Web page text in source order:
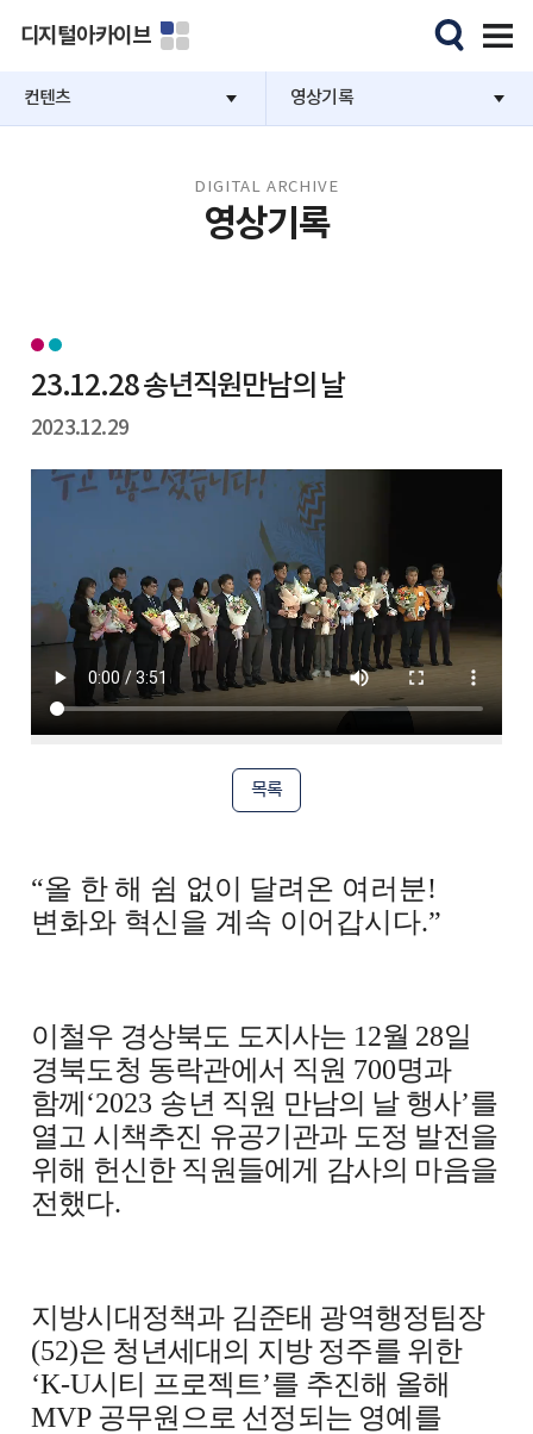
디지털아카이브
컨텐츠 영상기록
DIGITAL ARCHIVE
영상기록
23.12.28 송년직원만남의 날
2023.12.29
목록
“올 한 해 쉼 없이 달려온 여러분!
변화와 혁신을 계속 이어갑시다.”
이철우 경상북도 도지사는 12월 28일
경북도청 동락관에서 직원 700명과
함께 ‘2023 송년 직원 만남의 날 행사’를
열고 시책추진 유공기관과 도정 발전을
위해 헌신한 직원들에게 감사의 마음을
전했다.
지방시대정책과 김준태 광역행정팀장
(52)은 청년세대의 지방 정주를 위한
‘K-U시티 프로젝트’를 추진해 올해
MVP 공무원으로 선정되는 영예를